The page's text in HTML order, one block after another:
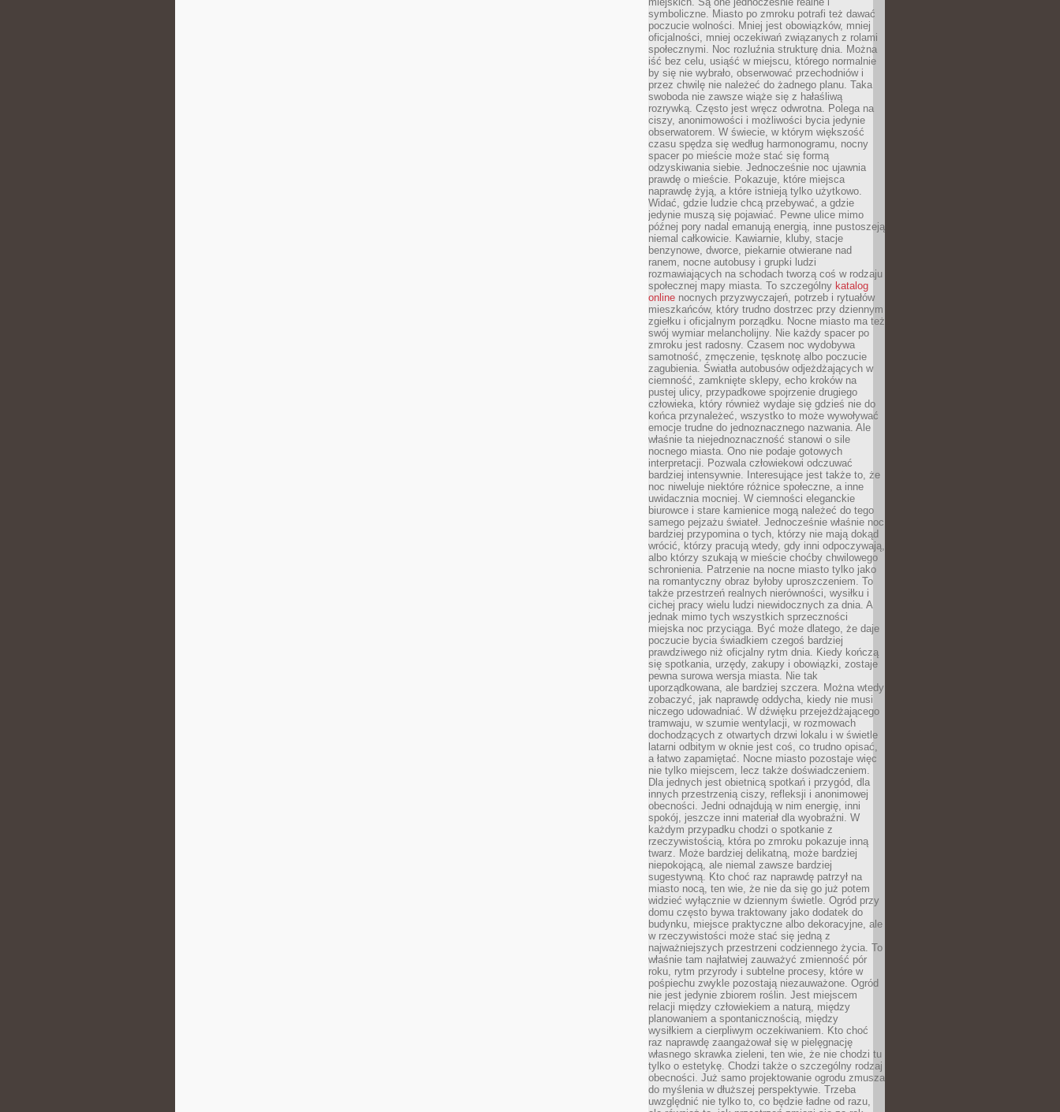
symboliczne. Miasto po zmroku potrafi też dawać
poczucie wolności. Mniej jest obowiązków, mniej
oficjalności, mniej oczekiwań związanych z rolami
społecznymi. Noc rozluźnia strukturę dnia. Można
iść bez celu, usiąść w miejscu, którego normalnie
by się nie wybrało, obserwować przechodniów i
przez chwilę nie należeć do żadnego planu. Taka
swoboda nie zawsze wiąże się z hałaśliwą
rozrywką. Często jest wręcz odwrotna. Polega na
ciszy, anonimowości i możliwości bycia jedynie
obserwatorem. W świecie, w którym większość
czasu spędza się według harmonogramu, nocny
spacer po mieście może stać się formą
odzyskiwania siebie. Jednocześnie noc ujawnia
prawdę o mieście. Pokazuje, które miejsca
naprawdę żyją, a które istnieją tylko użytkowo.
Widać, gdzie ludzie chcą przebywać, a gdzie
jedynie muszą się pojawiać. Pewne ulice mimo
późnej pory nadal emanują energią, inne pustoszeją
niemal całkowicie. Kawiarnie, kluby, stacje
benzynowe, dworce, piekarnie otwierane nad
ranem, nocne autobusy i grupki ludzi
rozmawiających na schodach tworzą coś w rodzaju
społecznej mapy miasta. To szczególny katalog
online nocnych przyzwyczajeń, potrzeb i rytuałów
mieszkańców, który trudno dostrzec przy dziennym
zgiełku i oficjalnym porządku. Nocne miasto ma też
swój wymiar melancholijny. Nie każdy spacer po
zmroku jest radosny. Czasem noc wydobywa
samotność, zmęczenie, tęsknotę albo poczucie
zagubienia. Światła autobusów odjeżdżających w
ciemność, zamknięte sklepy, echo kroków na
pustej ulicy, przypadkowe spojrzenie drugiego
człowieka, który również wydaje się gdzieś nie do
końca przynależeć, wszystko to może wywoływać
emocje trudne do jednoznacznego nazwania. Ale
właśnie ta niejednoznaczność stanowi o sile
nocnego miasta. Ono nie podaje gotowych
interpretacji. Pozwala człowiekowi odczuwać
bardziej intensywnie. Interesujące jest także to, że
noc niweluje niektóre różnice społeczne, a inne
uwidacznia mocniej. W ciemności eleganckie
biurowce i stare kamienice mogą należeć do tego
samego pejzażu świateł. Jednocześnie właśnie noc
bardziej przypomina o tych, którzy nie mają dokąd
wrócić, którzy pracują wtedy, gdy inni odpoczywają,
albo którzy szukają w mieście choćby chwilowego
schronienia. Patrzenie na nocne miasto tylko jako
na romantyczny obraz byłoby uproszczeniem. To
także przestrzeń realnych nierówności, wysiłku i
cichej pracy wielu ludzi niewidocznych za dnia. A
jednak mimo tych wszystkich sprzeczności
miejska noc przyciąga. Być może dlatego, że daje
poczucie bycia świadkiem czegoś bardziej
prawdziwego niż oficjalny rytm dnia. Kiedy kończą
się spotkania, urzędy, zakupy i obowiązki, zostaje
pewna surowa wersja miasta. Nie tak
uporządkowana, ale bardziej szczera. Można wtedy
zobaczyć, jak naprawdę oddycha, kiedy nie musi
niczego udowadniać. W dźwięku przejeżdżającego
tramwaju, w szumie wentylacji, w rozmowach
dochodzących z otwartych drzwi lokalu i w świetle
latarni odbitym w oknie jest coś, co trudno opisać,
a łatwo zapamiętać. Nocne miasto pozostaje więc
nie tylko miejscem, lecz także doświadczeniem.
Dla jednych jest obietnicą spotkań i przygód, dla
innych przestrzenią ciszy, refleksji i anonimowej
obecności. Jedni odnajdują w nim energię, inni
spokój, jeszcze inni materiał dla wyobraźni. W
każdym przypadku chodzi o spotkanie z
rzeczywistością, która po zmroku pokazuje inną
twarz. Może bardziej delikatną, może bardziej
niepokojącą, ale niemal zawsze bardziej
sugestywną. Kto choć raz naprawdę patrzył na
miasto nocą, ten wie, że nie da się go już potem
widzieć wyłącznie w dziennym świetle. Ogród przy
domu często bywa traktowany jako dodatek do
budynku, miejsce praktyczne albo dekoracyjne, ale
w rzeczywistości może stać się jedną z
najważniejszych przestrzeni codziennego życia. To
właśnie tam najłatwiej zauważyć zmienność pór
roku, rytm przyrody i subtelne procesy, które w
pośpiechu zwykle pozostają niezauważone. Ogród
nie jest jedynie zbiorem roślin. Jest miejscem
relacji między człowiekiem a naturą, między
planowaniem a spontanicznością, między
wysiłkiem a cierpliwym oczekiwaniem. Kto choć
raz naprawdę zaangażował się w pielęgnację
własnego skrawka zieleni, ten wie, że nie chodzi tu
tylko o estetykę. Chodzi także o szczególny rodzaj
obecności. Już samo projektowanie ogrodu zmusza
do myślenia w dłuższej perspektywie. Trzeba
uwzględnić nie tylko to, co będzie ładne od razu,